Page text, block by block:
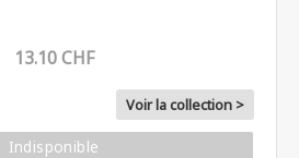
13.10 CHF
Voir la collection >
Indisponible